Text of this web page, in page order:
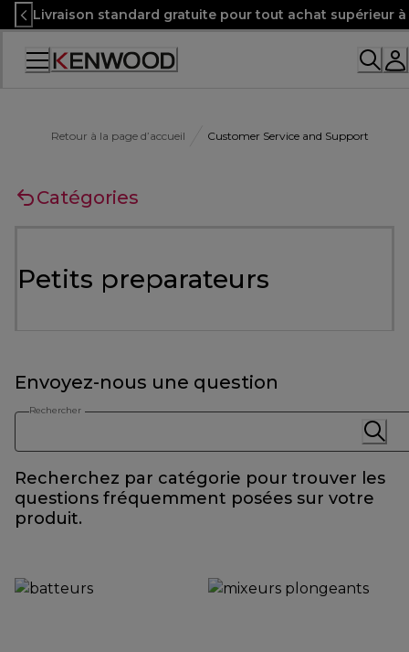
Skip
to
Content
Livraison standard gratuite pour tout achat supérieur
Retour à la page d’accueil Customer Service and Support
Catégories
Petits preparateurs
Envoyez-nous une question
Rechercher
Recherchez par catégorie pour trouver les
questions fréquemment posées sur votre
produit.